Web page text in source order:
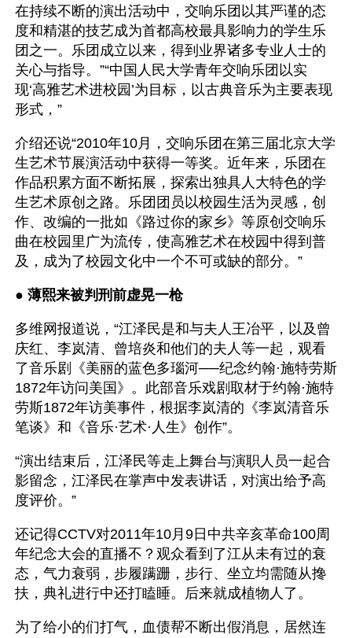
在持续不断的演出活动中，交响乐团以其严谨的态
度和精湛的技艺成为首都高校最具影响力的学生乐
团之一。乐团成立以来，得到业界诸多专业人士的
关心与指导。”“中国人民大学青年交响乐团以实
现‘高雅艺术进校园’为目标，以古典音乐为主要表现
形式，”
介绍还说“2010年10月，交响乐团在第三届北京大学
生艺术节展演活动中获得一等奖。近年来，乐团在
作品积累方面不断拓展，探索出独具人大特色的学
生艺术原创之路。乐团团员以校园生活为灵感，创
作、改编的一批如《路过你的家乡》等原创交响乐
曲在校园里广为流传，使高雅艺术在校园中得到普
及，成为了校园文化中一个不可或缺的部分。”
● 薄熙来被判刑前虚晃一枪
多维网报道说，“江泽民是和与夫人王冶平，以及曾
庆红、李岚清、曾培炎和他们的夫人等一起，观看
了音乐剧《美丽的蓝色多瑙河──纪念约翰·施特劳斯
1872年访问美国》。此部音乐戏剧取材于约翰·施特
劳斯1872年访美事件，根据李岚清的《李岚清音乐
笔谈》和《音乐·艺术·人生》创作”。
“演出结束后，江泽民等走上舞台与演职人员一起合
影留念，江泽民在掌声中发表讲话，对演出给予高
度评价。”
还记得CCTV对2011年10月9日中共辛亥革命100周
年纪念大会的直播不？观众看到了江从未有过的衰
态，气力衰弱，步履蹒跚，步行、坐立均需随从搀
扶，典礼进行中还打瞌睡。后来就成植物人了。
为了给小的们打气，血债帮不断出假消息，居然连